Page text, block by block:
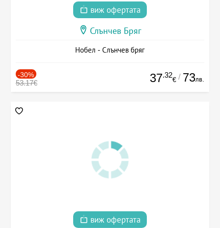
виж офертата
Слънчев Бряг
Нобел - Слънчев бряг
-30%
53.17€ 37.32
€ / 73лв.
виж офертата